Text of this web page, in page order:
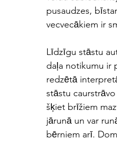
pusaudzes,
vecvecākiem ir
Līdzīgu stāstu
daļa notikumu ir
redzētā
stāstu
šķiet brīžiem
jārunā un var
bērniem arī.